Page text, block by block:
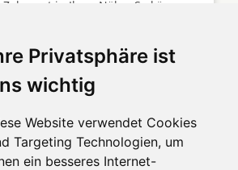
Privatsphäre ist
wichtig
Website verwendet Cookies
Targeting Technologien, um
ein besseres Internet-
in Ihrer Nähe. So können
finden:
* Bük Székesfehérvár
*Győr*Budapest*